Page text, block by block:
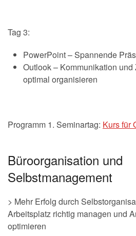
Tag 3:
PowerPoint – Spannende
Outlook – Kommunikation
optimal organisieren
Programm 1. Seminartag: Kurs für
Büroorganisation und
Selbstmanagement
> Mehr Erfolg durch
Arbeitsplatz richtig managen und
optimieren